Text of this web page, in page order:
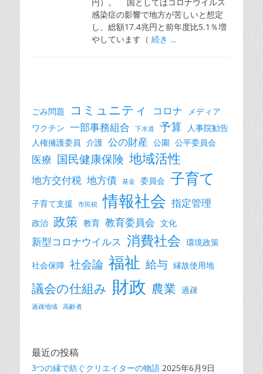
感染症の影響で地方が苦しいと想定
し、総額17.4兆円と前年度比5.1％増
やしています（ 続き …
ごみ問題 コミュニティ コロナ
メディア
ワクチン 一部事務組合 下水道 予算 人事院勧告
人権擁護委員 介護 公の財産 公園 公平委員会
医療 国民健康保険 地域活性
地方交付税 地方債 基金 委員会 子育て
子育て支援 市民税 情報社会 指定管理
政治 政策 教育 教育委員会 文化
新型コロナウイルス 消費社会 環境政策
社会保障 社会論 福祉 給与 縁故使用地
議会の仕組み 財政 農業 過疎
過疎地域 高齢者
最近の投稿
3つの縁で紡ぐクリエイターの物語 2025年6月9日